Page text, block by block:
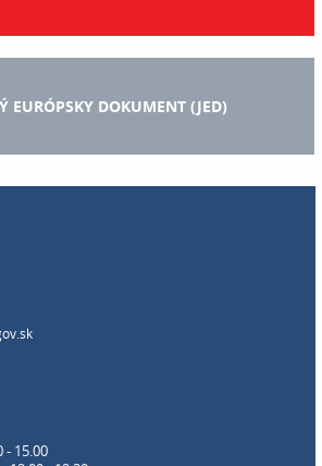
EURÓPSKY DOKUMENT (JED)
- 15.00